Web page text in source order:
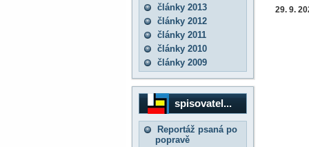
články 2013
články 2012
články 2011
články 2010
články 2009
spisovatel...
Reportáž psaná po
popravě
29. 9.